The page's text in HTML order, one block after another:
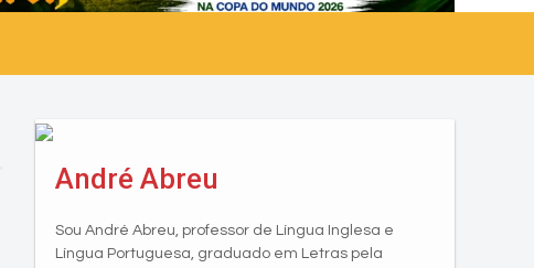
André Abreu
Sou André Abreu, professor de Língua Inglesa e
Língua Portuguesa, graduado em Letras pela